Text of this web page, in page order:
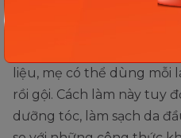
Dùng lá tía tô
Nếu không có nhiều thời
liệu, mẹ có thể dùng mỗi
rồi gội. Cách làm này tuy
dưỡng tóc, làm sạch da